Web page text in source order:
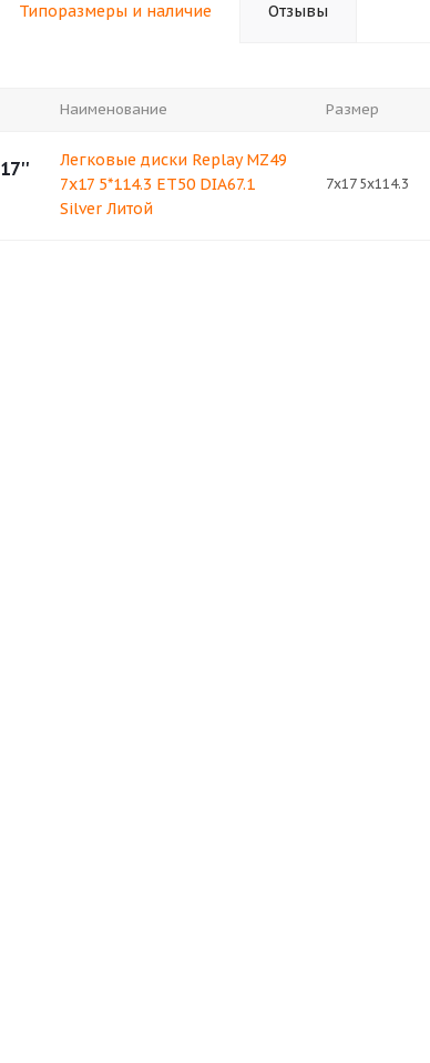
Типоразмеры и наличие Отзывы
Наименование Размер
17''
Легковые диски Replay MZ49
7x17 5*114.3 ET50 DIA67.1
Silver Литой
7x17 5x114.3